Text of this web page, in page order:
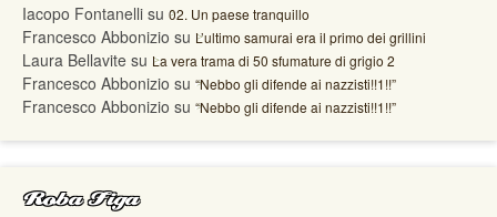
Iacopo Fontanelli su 02. Un paese tranquillo
Francesco Abbonizio su L’ultimo samurai era il primo dei grillini
Laura Bellavite su La vera trama di 50 sfumature di grigio 2
Francesco Abbonizio su “Nebbo gli difende ai nazzisti!!1!!”
Francesco Abbonizio su “Nebbo gli difende ai nazzisti!!1!!”
Roba Figa